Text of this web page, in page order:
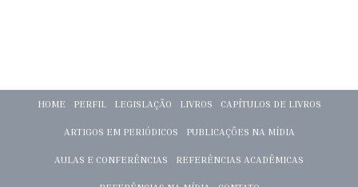
HOME PERFIL LEGISLAÇÃO LIVROS CAPÍTULOS DE LIVROS
ARTIGOS EM PERIÓDICOS PUBLICAÇÕES NA MÍDIA
AULAS E CONFERÊNCIAS REFERÊNCIAS ACADÊMICAS